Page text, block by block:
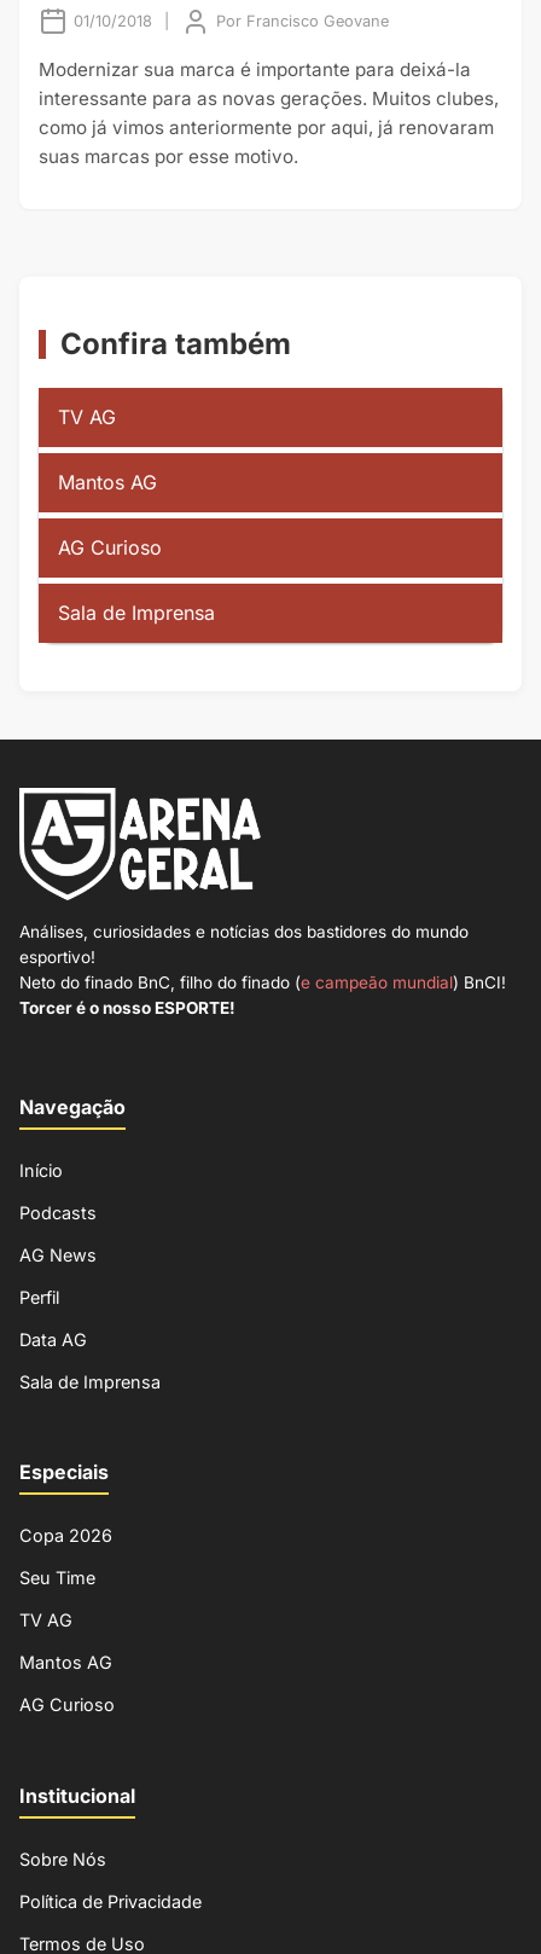
01/10/2018 Por Francisco Geovane
Modernizar sua marca é importante para deixá-la
interessante para as novas gerações. Muitos clubes,
como já vimos anteriormente por aqui, já renovaram
suas marcas por esse motivo.
Confira também
TV AG
Mantos AG
AG Curioso
Sala de Imprensa
Análises, curiosidades e notícias dos bastidores do mundo
esportivo!
Neto do finado BnC, filho do finado (e campeão mundial) BnCI!
Torcer é o nosso ESPORTE!
Navegação
Início
Podcasts
AG News
Perfil
Data AG
Sala de Imprensa
Especiais
Copa 2026
Seu Time
TV AG
Mantos AG
AG Curioso
Institucional
Sobre Nós
Política de Privacidade
Termos de Uso